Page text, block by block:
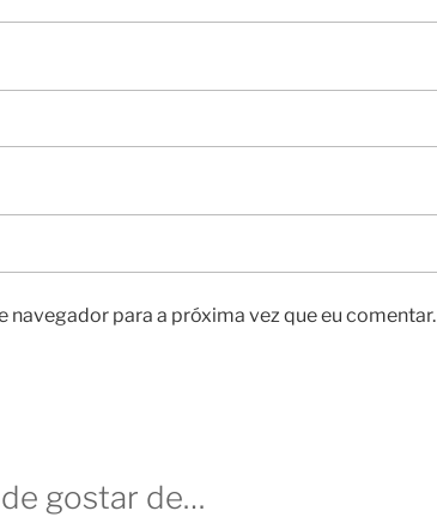
navegador para a próxima vez que eu comentar.
gostar de…